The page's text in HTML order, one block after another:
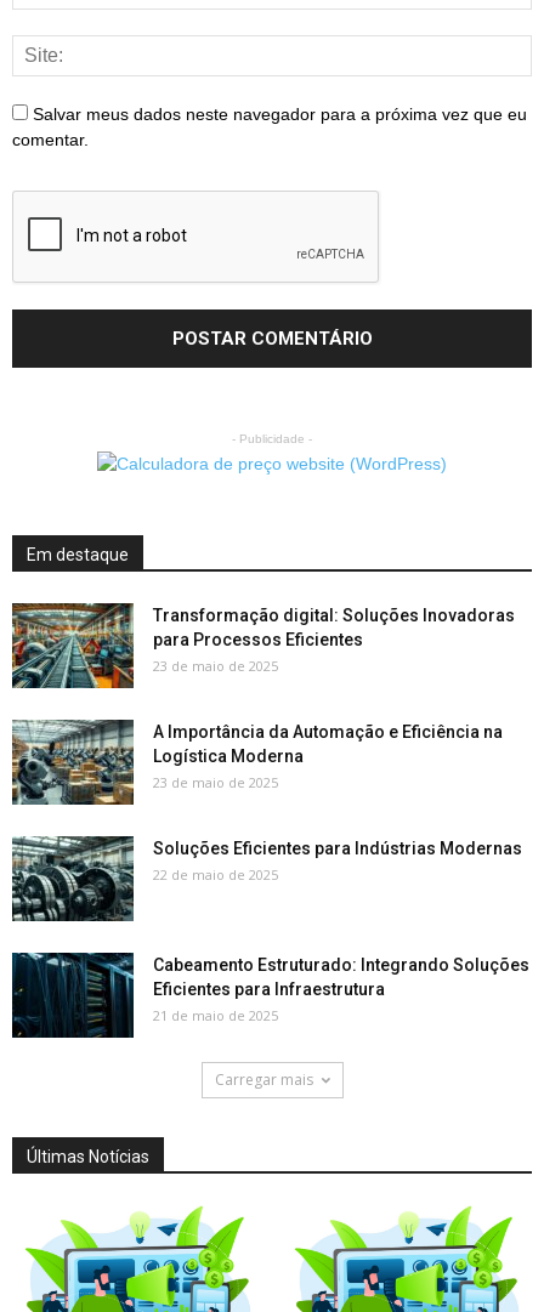
Salvar meus dados neste navegador para a próxima vez que eu
comentar.
- Publicidade -
Em destaque
Transformação digital: Soluções Inovadoras
para Processos Eficientes
23 de maio de 2025
A Importância da Automação e Eficiência na
Logística Moderna
23 de maio de 2025
Soluções Eficientes para Indústrias Modernas
22 de maio de 2025
Cabeamento Estruturado: Integrando Soluções
Eficientes para Infraestrutura
21 de maio de 2025
Carregar mais
Últimas Notícias